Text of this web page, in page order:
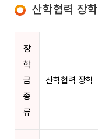
산학협력 장학
장
학
금
종
류
산학협력 장학